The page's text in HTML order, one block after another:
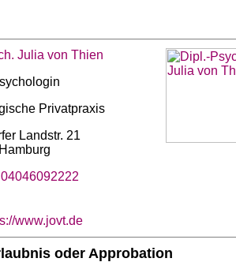
Julia von Thien
Privatpraxis
Landstr. 21
04046092222
www.jovt.de
oder Approbation